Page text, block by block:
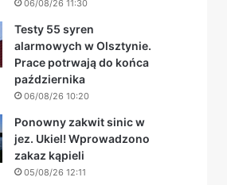
06/08/26 11:30
Testy 55 syren
alarmowych w Olsztynie.
Prace potrwają do końca
października
06/08/26 10:20
Ponowny zakwit sinic w
jez. Ukiel! Wprowadzono
zakaz kąpieli
05/08/26 12:11